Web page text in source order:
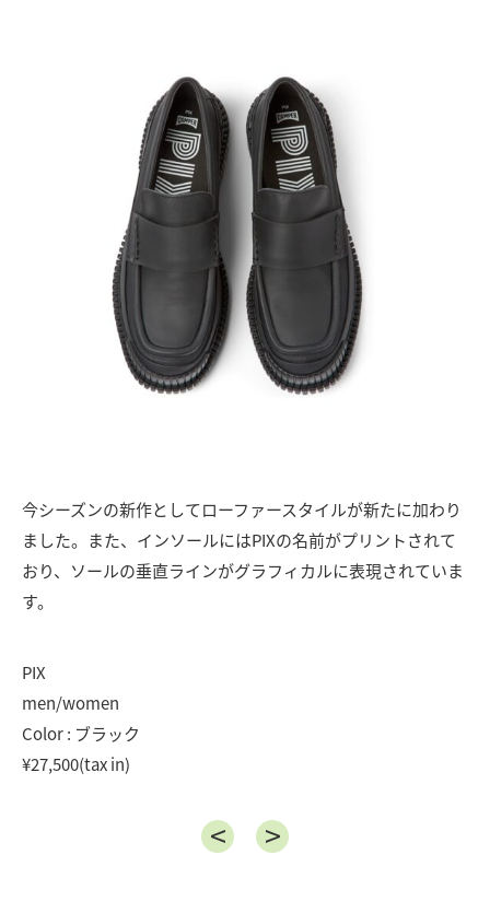
今シーズンの新作としてローファースタイルが新たに加わり
ました。また、インソールにはPIXの名前がプリントされて
おり、ソールの垂直ラインがグラフィカルに表現されていま
す。
PIX
men/women
Color : ブラック
¥27,500(tax in)